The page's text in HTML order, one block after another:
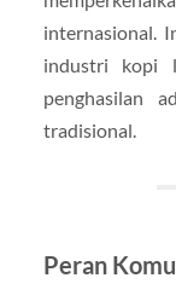
internasional.
industri kopi
penghasilan
tradisional.
Peran